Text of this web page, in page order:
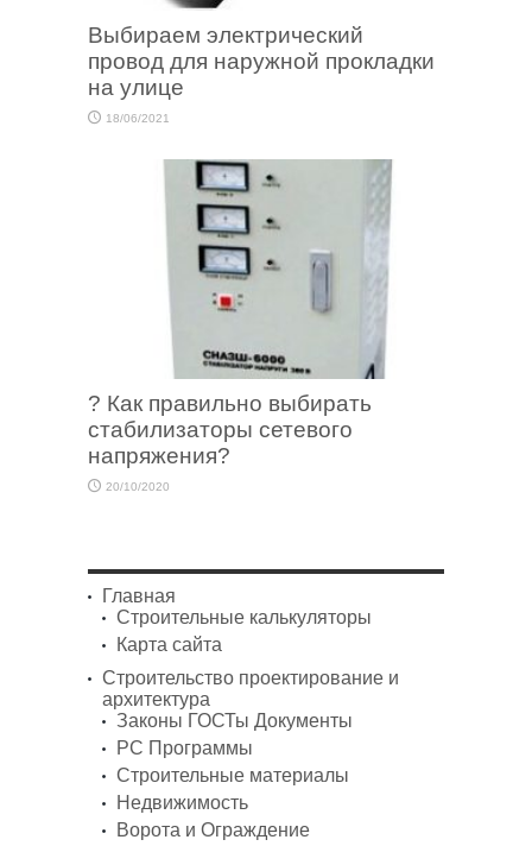
Выбираем электрический
провод для наружной прокладки
на улице
18/06/2021
? Как правильно выбирать
стабилизаторы сетевого
напряжения?
20/10/2020
Главная
Строительные калькуляторы
Карта сайта
Строительство проектирование и
архитектура
Законы ГОСТы Документы
PC Программы
Строительные материалы
Недвижимость
Ворота и Ограждение